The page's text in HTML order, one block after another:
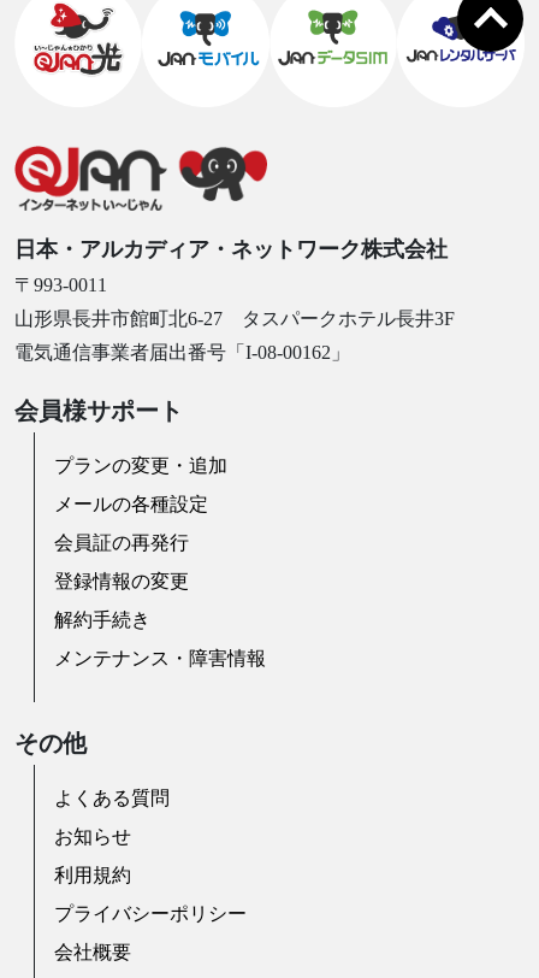
日本・アルカディア・ネットワーク株式会社
〒993-0011
山形県長井市館町北6-27 タスパークホテル長井3F
電気通信事業者届出番号「I-08-00162」
会員様サポート
プランの変更・追加
メールの各種設定
会員証の再発行
登録情報の変更
解約手続き
メンテナンス・障害情報
その他
よくある質問
お知らせ
利用規約
プライバシーポリシー
会社概要